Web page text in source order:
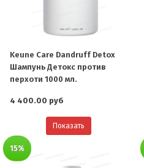
Keune Care Dandruff Detox
Шампунь Детокс против
перхоти 1000 мл.
4 400.00 руб
Показать
15%